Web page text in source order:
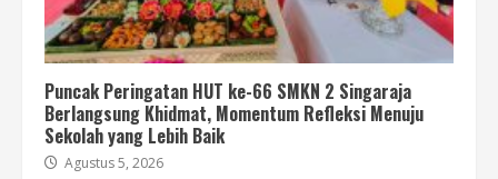
Puncak Peringatan HUT ke-66 SMKN 2 Singaraja
Berlangsung Khidmat, Momentum Refleksi Menuju
Sekolah yang Lebih Baik
Agustus 5, 2026